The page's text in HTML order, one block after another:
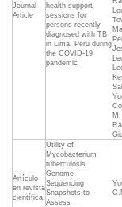
Journal -
Article
health support
sessions for
persons recently
diagnosed with TB
in Lima, Peru during
the COVID-19
pandemic
M. |
Artículo
en revista
científica
Utility of
Mycobacterium
tuberculosis
Genome
Sequencing
Snapshots to
Assess